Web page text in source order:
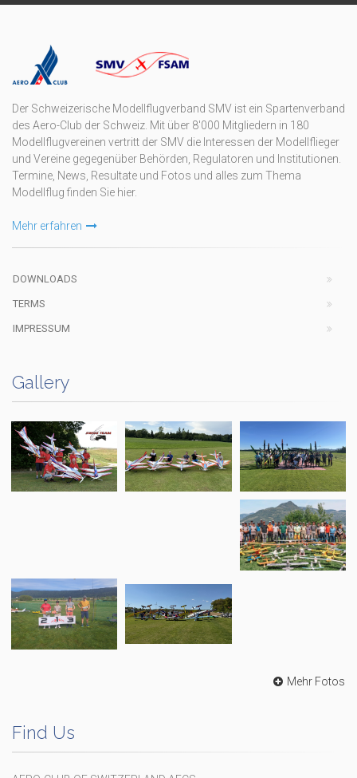
Der Schweizerische Modellflugverband SMV ist ein Spartenverband
des Aero-Club der Schweiz. Mit über 8'000 Mitgliedern in 180
Modellflugvereinen vertritt der SMV die Interessen der Modellflieger
und Vereine gegegenüber Behörden, Regulatoren und Institutionen.
Termine, News, Resultate und Fotos und alles zum Thema
Modellflug finden Sie hier.
Mehr erfahren
DOWNLOADS
TERMS
IMPRESSUM
Gallery
Mehr Fotos
Find Us